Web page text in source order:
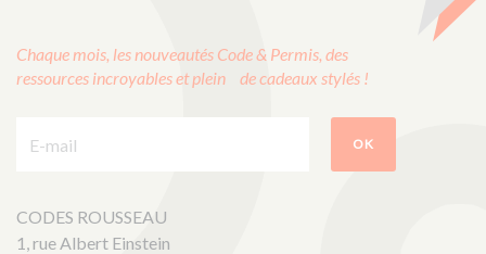
Chaque mois, les nouveautés Code & Permis, des
ressources incroyables et plein de cadeaux stylés !
OK
CODES ROUSSEAU
1, rue Albert Einstein